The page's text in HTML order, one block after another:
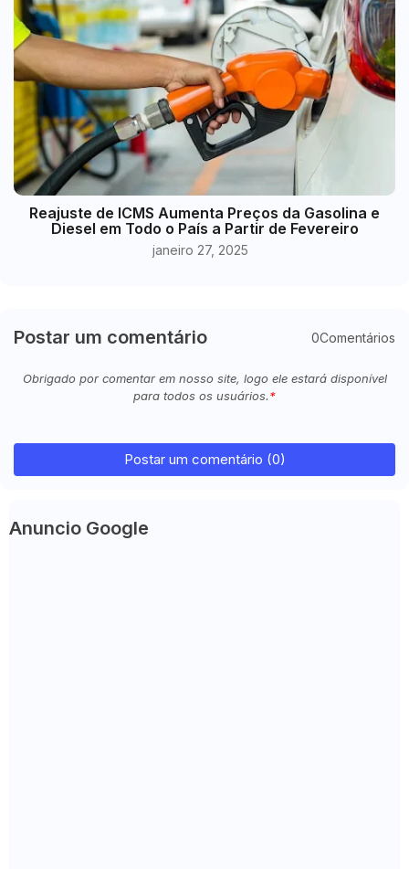
Reajuste de ICMS Aumenta Preços da Gasolina e
Diesel em Todo o País a Partir de Fevereiro
janeiro 27, 2025
Postar um comentário 0Comentários
Obrigado por comentar em nosso site, logo ele estará disponível
para todos os usuários.
Postar um comentário (0)
Anuncio Google